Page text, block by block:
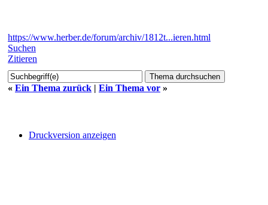
https://www.herber.de/forum/archiv/1812t...ieren.html
Suchen
Zitieren
« Ein Thema zurück | Ein Thema vor »
Druckversion anzeigen